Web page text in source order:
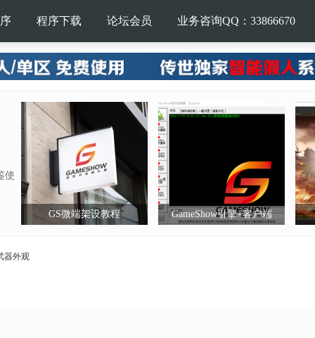
程序下载 论坛会员 业务咨询QQ：33866670
使
GS微端架设教程 GameShow引擎+客户端
器外观